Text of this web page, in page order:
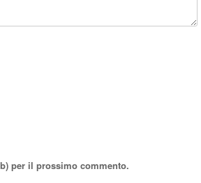
per il prossimo commento.